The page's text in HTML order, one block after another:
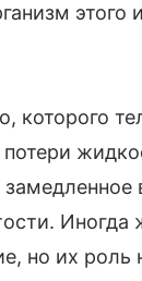
этого
которого
Иногда
но их роль